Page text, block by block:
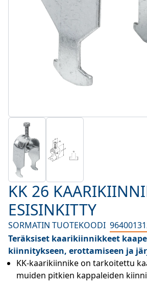
KK 26
ESISINKITTY
SORMATIN TUOTEKOODI
Teräksiset kaarikiinnikkeet
kiinnitykseen, erottamiseen ja
KK-kaarikiinnike on tarkoitettu
muiden pitkien kappaleiden